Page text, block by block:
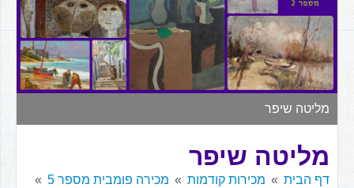
▼
▼
מליטה שיפר
מליטה שיפר
דף הבית מכירות קודמות
מכירה פומבית מספר 5